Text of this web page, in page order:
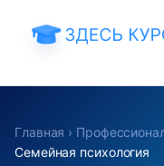
Главная ›
Семейная психология